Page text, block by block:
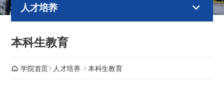
人才培养
本科生教育
学院首页 人才培养 本科生教育